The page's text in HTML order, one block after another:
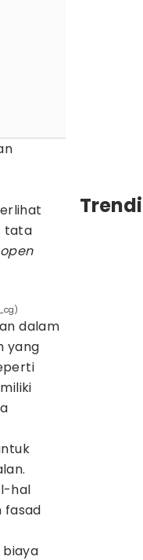
tata
open
dalam
yang
hal
fasad